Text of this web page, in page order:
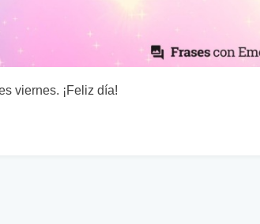
viernes. ¡Feliz día!